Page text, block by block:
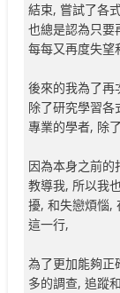
結束, 嘗試了各
也總是認為只要
每每又再度失望
後來的我為了再
除了研究學習
專業的學者, 除
因為本身之前的
教導我, 所以我
擾, 和失戀煩惱,
這一行,
為了更加能夠正
多的調查, 追蹤